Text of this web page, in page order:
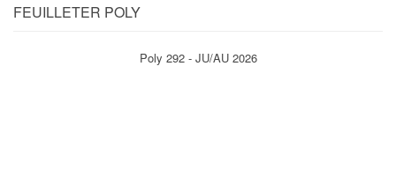
FEUILLETER POLY
Poly 292 - JU/AU 2026